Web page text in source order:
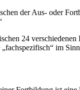
der Aus- oder
24
im